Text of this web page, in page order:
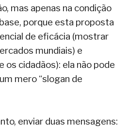
mas apenas na condição
porque esta proposta
de eficácia (mostrar
mundiais) e
os cidadãos): ela não pode
mero “slogan de
enviar duas mensagens: